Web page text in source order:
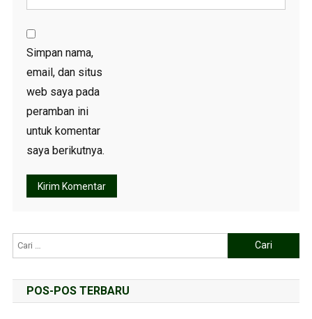
Simpan nama,
email, dan situs
web saya pada
peramban ini
untuk komentar
saya berikutnya.
POS-POS TERBARU